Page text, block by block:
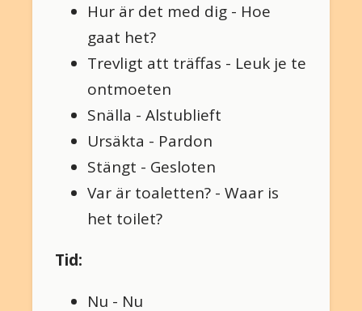
Hur är det med dig - Hoe
gaat het?
Trevligt att träffas - Leuk je te
ontmoeten
Snälla - Alstublieft
Ursäkta - Pardon
Stängt - Gesloten
Var är toaletten? - Waar is
het toilet?
Tid:
Nu - Nu